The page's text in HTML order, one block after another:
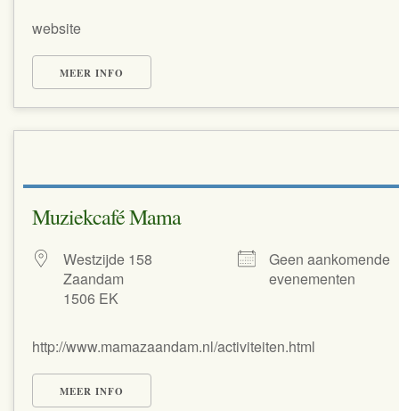
website
MEER INFO
Muziekcafé Mama
Westzijde 158
Zaandam
1506 EK
Geen aankomende
evenementen
http://www.mamazaandam.nl/activiteiten.html
MEER INFO